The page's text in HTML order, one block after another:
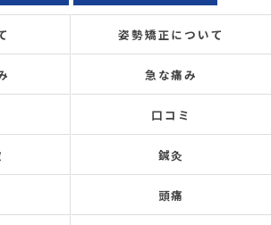
姿勢矯正について
急な痛み
口コミ
鍼灸
頭痛